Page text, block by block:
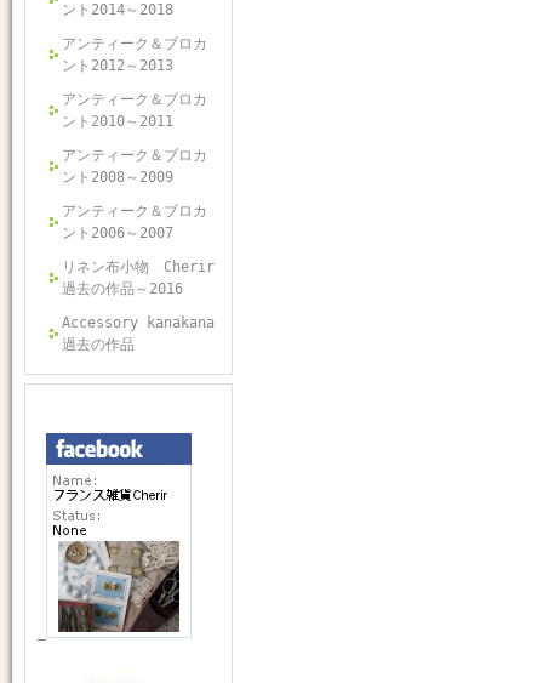
ント2014～2018
アンティーク＆ブロカ
ント2012～2013
アンティーク＆ブロカ
ント2010～2011
アンティーク＆ブロカ
ント2008～2009
アンティーク＆ブロカ
ント2006～2007
リネン布小物 Cherir
過去の作品～2016
Accessory kanakana
過去の作品